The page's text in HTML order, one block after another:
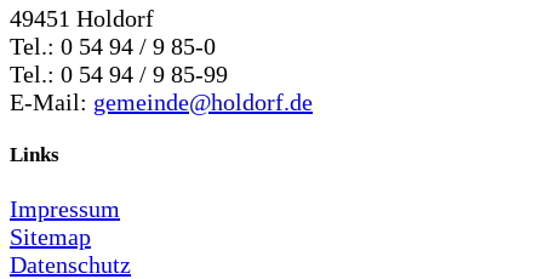
49451 Holdorf
Tel.: 0 54 94 / 9 85-0
Tel.: 0 54 94 / 9 85-99
E-Mail: gemeinde@holdorf.de
Links
Impressum
Sitemap
Datenschutz